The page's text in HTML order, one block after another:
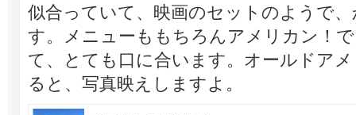
似合っていて、映画のセットのようで
す。メニューももちろんアメリカン！
て、とても口に合います。オールドア
ると、写真映えしますよ。